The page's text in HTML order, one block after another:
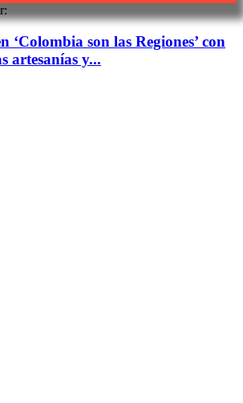
‘Colombia son las Regiones’ con
artesanías y...